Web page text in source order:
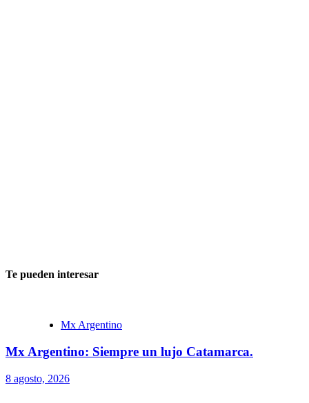
Te pueden interesar
Mx Argentino
Mx Argentino: Siempre un lujo Catamarca.
8 agosto, 2026